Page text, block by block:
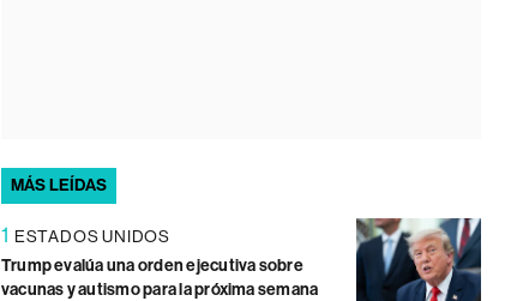
MÁS LEÍDAS
1 ESTADOS UNIDOS
Trump evalúa una orden ejecutiva sobre
vacunas y autismo para la próxima semana